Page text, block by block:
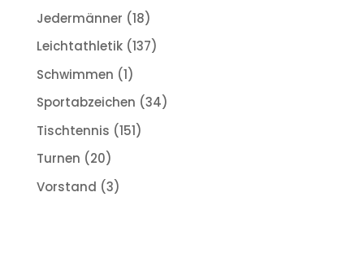
Jedermänner (18)
Leichtathletik(137)
Schwimmen (1)
Sportabzeichen (34)
Tischtennis (151)
Turnen (20)
Vorstand (3)